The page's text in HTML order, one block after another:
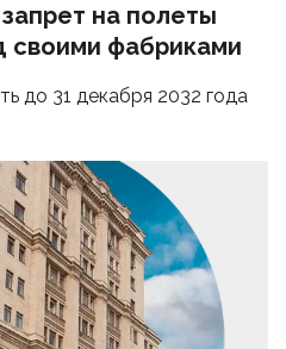
на полеты
своими фабриками
до 31 декабря 2032 года